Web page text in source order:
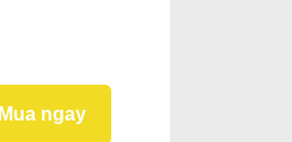
Mua ngay